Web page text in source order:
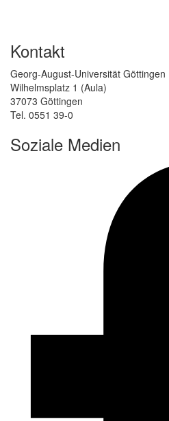
Kontakt
Georg-August-Universität Göttingen
Wilhelmsplatz 1 (Aula)
37073 Göttingen
Tel. 0551 39-0
Soziale Medien